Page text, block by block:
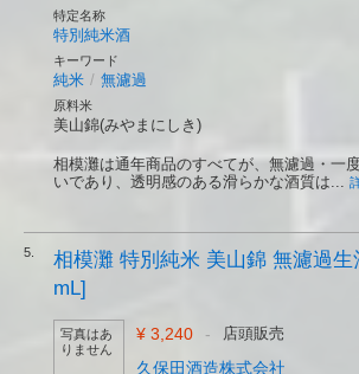
特定名称
特別純米酒
キーワード
純米 / 無濾過
原料米
美山錦(みやまにしき)
相模灘は通年商品のすべてが、無濾過・一
いであり、透明感のある滑らかな酒質は...
5.
相模灘 特別純米 美山錦 無濾過生
mL]
写真はあ
りません
¥ 3,240 - 店頭販売
久保田酒造株式会社